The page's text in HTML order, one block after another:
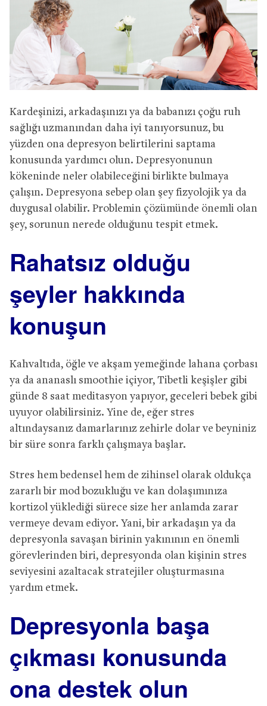
Kardeşinizi, arkadaşınızı ya da babanızı çoğu ruh
sağlığı uzmanından daha iyi tanıyorsunuz, bu
yüzden ona depresyon belirtilerini saptama
konusunda yardımcı olun. Depresyonunun
kökeninde neler olabileceğini birlikte bulmaya
çalışın. Depresyona sebep olan şey fizyolojik ya da
duygusal olabilir. Problemin çözümünde önemli olan
şey, sorunun nerede olduğunu tespit etmek.
Rahatsız olduğu
şeyler hakkında
konuşun
Kahvaltıda, öğle ve akşam yemeğinde lahana çorbası
ya da ananaslı smoothie içiyor, Tibetli keşişler gibi
günde 8 saat meditasyon yapıyor, geceleri bebek gibi
uyuyor olabilirsiniz. Yine de, eğer stres
altındaysanız damarlarınız zehirle dolar ve beyniniz
bir süre sonra farklı çalışmaya başlar.
Stres hem bedensel hem de zihinsel olarak oldukça
zararlı bir mod bozukluğu ve kan dolaşımınıza
kortizol yüklediği sürece size her anlamda zarar
vermeye devam ediyor. Yani, bir arkadaşın ya da
depresyonla savaşan birinin yakınının en önemli
görevlerinden biri, depresyonda olan kişinin stres
seviyesini azaltacak stratejiler oluşturmasına
yardım etmek.
Depresyonla başa
çıkması konusunda
ona destek olun